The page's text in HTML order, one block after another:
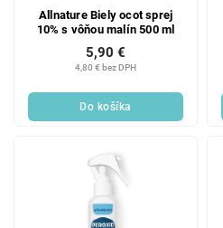
Allnature Biely ocot sprej
10% s vôňou malín 500 ml
4,80 € bez DPH
5,90 €
Do košíka